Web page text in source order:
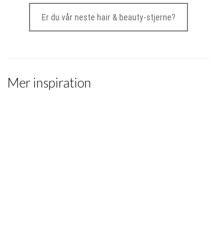
Er du vår neste hair & beauty-stjerne?
Mer inspiration